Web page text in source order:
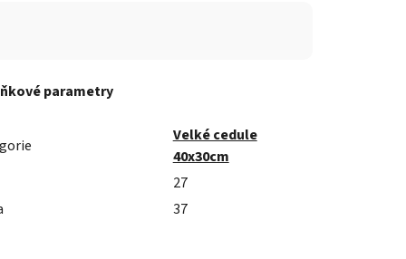
parametry
Velké cedule
40x30cm
27
37